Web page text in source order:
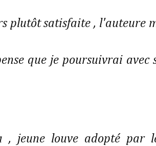
plutôt satisfaite , l'auteure
que je poursuivrai avec
, jeune louve adopté par